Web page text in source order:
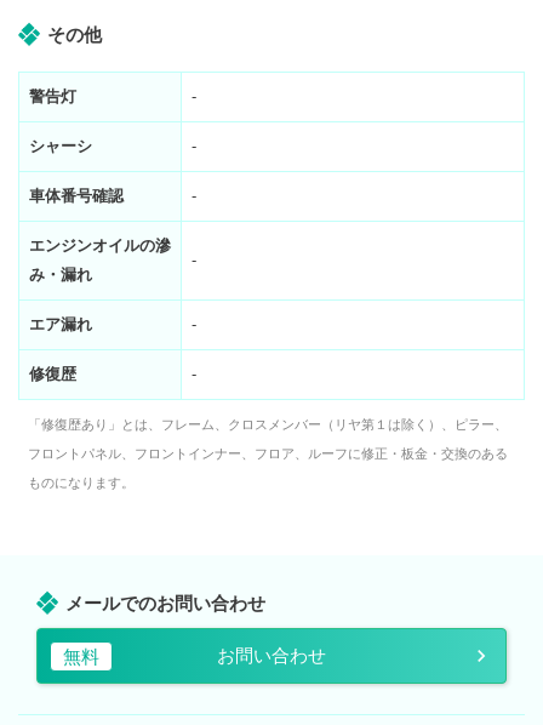
その他
警告灯 -
シャーシ -
車体番号確認 -
エンジンオイルの滲
み・漏れ
-
エア漏れ -
修復歴 -
「修復歴あり」とは、フレーム、クロスメンバー（リヤ第１は除く）、ピラー、
フロントパネル、フロントインナー、フロア、ルーフに修正・板金・交換のある
ものになります。
メールでのお問い合わせ
無料 お問い合わせ